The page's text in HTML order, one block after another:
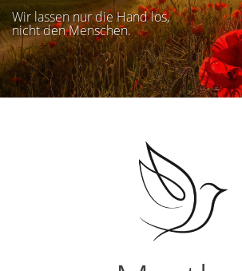
Wir lassen nur die Hand los,
nicht den Menschen.